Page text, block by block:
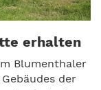
erhalten
Blumenthaler
der